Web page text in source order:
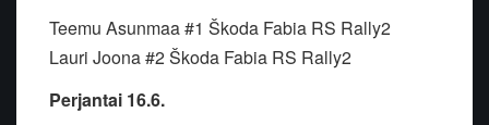
Teemu Asunmaa #1 Škoda Fabia RS Rally2
Lauri Joona #2 Škoda Fabia RS Rally2
Perjantai 16.6.